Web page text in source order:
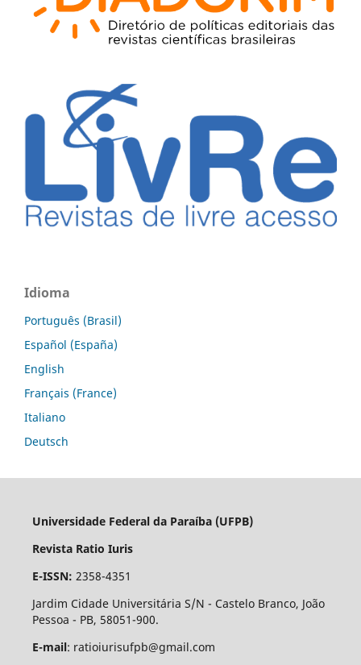
Idioma
Português (Brasil)
Español (España)
English
Français (France)
Italiano
Deutsch
Universidade Federal da Paraíba (UFPB)
Revista Ratio Iuris
E-ISSN: 2358-4351
Jardim Cidade Universitária S/N - Castelo Branco, João
Pessoa - PB, 58051-900.
E-mail: ratioiurisufpb@gmail.com